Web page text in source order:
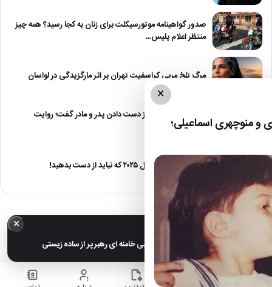
صدور گواهینامه موتورسیکلت برای زنان به کجا رسید؟ همه چیز
منتظر اعلام پلیس…
مرگ تلخ مربی کراسفیت تهران بر اثر مارگزیدگی در لواسان
حمید استیلی از غم از دست دادن پدر و مادر گفت؛ روایت
صریح…
معرفی ۶ مینی سریال ۲۰۲۵ که نباید از دست بدهید!
×
منوچهری اسماعیلی؛
× خبر مهم
عکس های خانوادگی مجتبی خامنه ای رهبر پر از ساده زیستی